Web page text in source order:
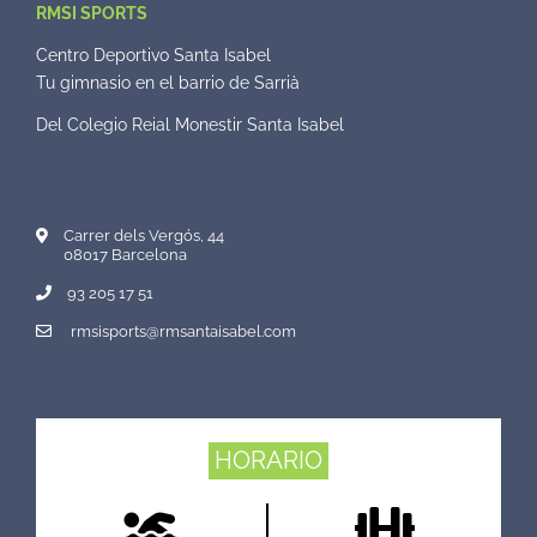
RMSI SPORTS
Centro Deportivo Santa Isabel
Tu gimnasio en el barrio de Sarrià
Del Colegio Reial Monestir Santa Isabel
Carrer dels Vergós, 44
08017 Barcelona
93 205 17 51
rmsisports@rmsantaisabel.com
HORARIO